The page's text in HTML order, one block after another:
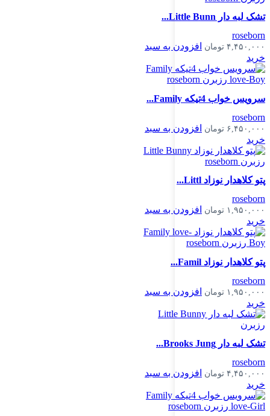
تشک لبه دار Little Bunn...
roseborn
۴,۴۵۰,۰۰۰ تومان
افزودن به سبد
خرید
سرویس خواب 4تیکه Family...
roseborn
۶,۴۵۰,۰۰۰ تومان
افزودن به سبد
خرید
پتو کلاهدار نوزاد Littl...
roseborn
۱,۹۵۰,۰۰۰ تومان
افزودن به سبد
خرید
پتو کلاهدار نوزاد Famil...
roseborn
۱,۹۵۰,۰۰۰ تومان
افزودن به سبد
خرید
تشک لبه دار Brooks Jung...
roseborn
۴,۴۵۰,۰۰۰ تومان
افزودن به سبد
خرید